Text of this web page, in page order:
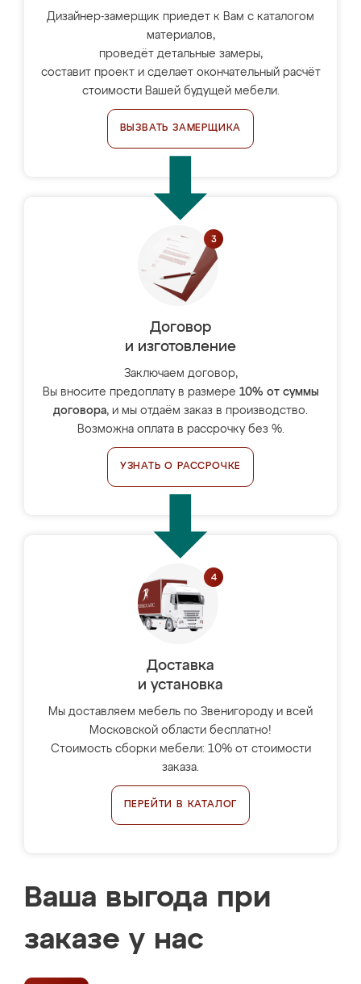
Дизайнер-замерщик приедет к Вам с каталогом
материалов,
проведёт детальные замеры,
составит проект и сделает окончательный расчёт
стоимости Вашей будущей мебели.
ВЫЗВАТЬ ЗАМЕРЩИКА
Договор
и изготовление
Заключаем договор,
Вы вносите предоплату в размере 10% от суммы
договора, и мы отдаём заказ в производство.
Возможна оплата в рассрочку без %.
УЗНАТЬ О РАССРОЧКЕ
Доставка
и установка
Мы доставляем мебель по Звенигороду и всей
Московской области бесплатно!
Стоимость сборки мебели: 10% от стоимости
заказа.
ПЕРЕЙТИ В КАТАЛОГ
Ваша выгода при
заказе у нас